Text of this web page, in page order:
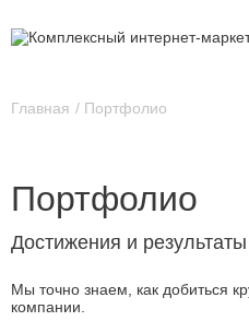
Главная Портфолио
Портфолио
Достижения и
Мы точно знаем, как добиться
компании.